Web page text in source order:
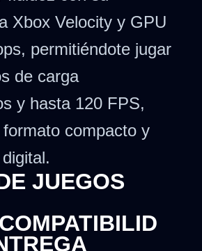
Xbox Velocity y GPU
permitiéndote jugar
de carga
y hasta 120 FPS,
compacto y
JUEGOS